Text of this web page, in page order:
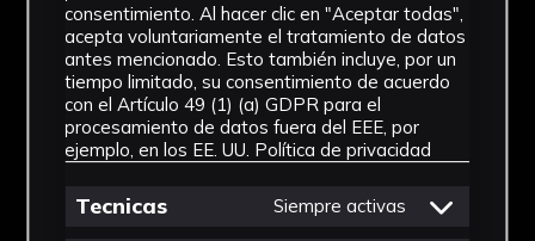
Materiales
Vidrio
Ubicación
Facultad de Farmacia
consentimiento. Al hacer clic en "Aceptar todas",
acepta voluntariamente el tratamiento de datos
antes mencionado. Esto también incluye, por un
tiempo limitado, su consentimiento de acuerdo
con el Artículo 49 (1) (a) GDPR para el
procesamiento de datos fuera del EEE, por
ejemplo, en los EE. UU. Política de privacidad
Tecnicas Siempre activas